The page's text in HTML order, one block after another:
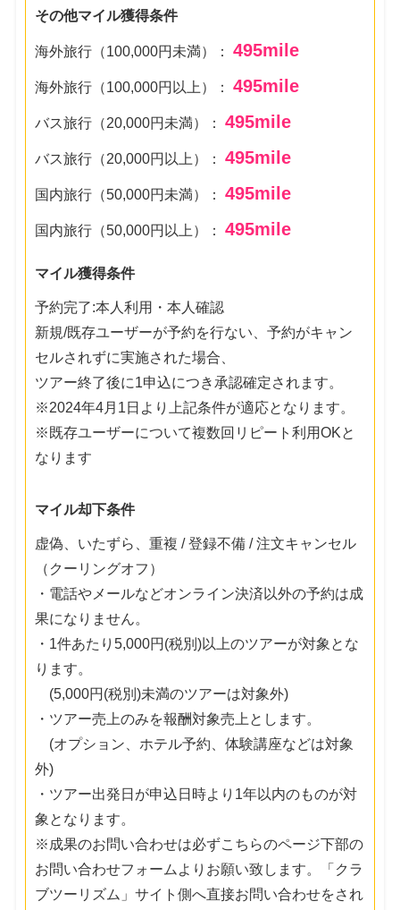
その他マイル獲得条件
海外旅行（100,000円未満）：495mile
海外旅行（100,000円以上）：495mile
バス旅行（20,000円未満）：495mile
バス旅行（20,000円以上）：495mile
国内旅行（50,000円未満）：495mile
国内旅行（50,000円以上）：495mile
マイル獲得条件
予約完了:本人利用・本人確認
新規/既存ユーザーが予約を行ない、予約がキャン
セルされずに実施された場合、
ツアー終了後に1申込につき承認確定されます。
※2024年4月1日より上記条件が適応となります。
※既存ユーザーについて複数回リピート利用OKと
なります
マイル却下条件
虚偽、いたずら、重複 / 登録不備 / 注文キャンセル
（クーリングオフ）
・電話やメールなどオンライン決済以外の予約は成
果になりません。
・1件あたり5,000円(税別)以上のツアーが対象とな
ります。
(5,000円(税別)未満のツアーは対象外)
・ツアー売上のみを報酬対象売上とします。
(オプション、ホテル予約、体験講座などは対象
外)
・ツアー出発日が申込日時より1年以内のものが対
象となります。
※成果のお問い合わせは必ずこちらのページ下部の
お問い合わせフォームよりお願い致します。「クラ
ブツーリズム」サイト側へ直接お問い合わせをされ